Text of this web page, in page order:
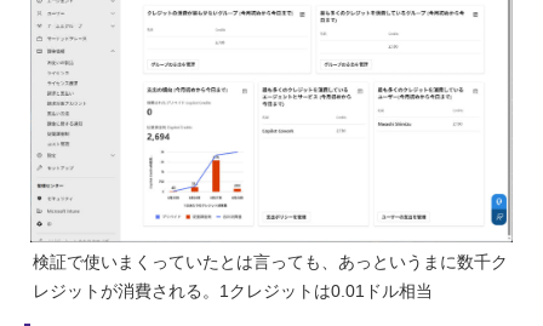
検証で使いまくっていたとは言っても、あっというまに数千ク
レジットが消費される。1クレジットは0.01ドル相当